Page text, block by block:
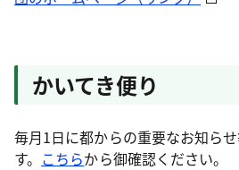
かいてき便り
毎月1日に都からの重要なお知ら
す。 こちらから御確認ください。